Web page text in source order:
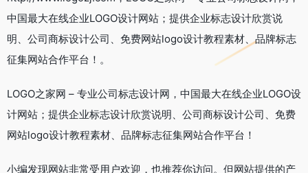
中国最大在线企业LOGO设计网站；提供企业标志设计欣赏说
明、公司商标设计公司、免费网站logo设计教程素材、品牌标志
征集网站合作平台！。
LOGO之家网 – 专业公司标志设计网，中国最大在线企业LOGO设
计网站；提供企业标志设计欣赏说明、公司商标设计公司、免费
网站logo设计教程素材、品牌标志征集网站合作平台！
小编发现网站非常受用户欢迎，也推荐你访问。但网站提供的产